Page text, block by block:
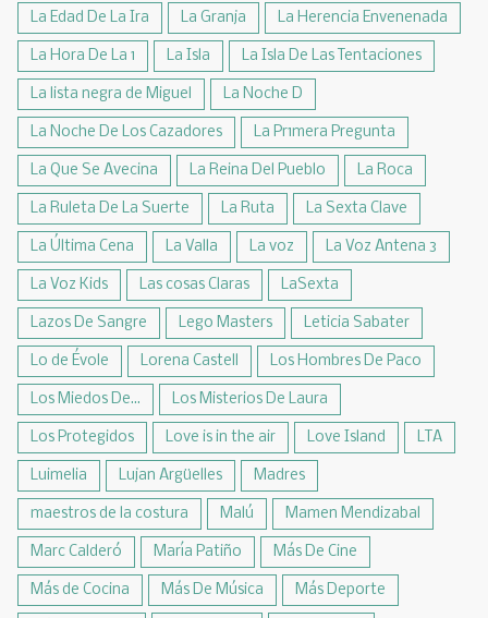
La Edad De La Ira La Granja La Herencia Envenenada
La Hora De La 1 La Isla La Isla De Las Tentaciones
La lista negra de Miguel La Noche D
La Noche De Los Cazadores La Pr1mera Pregunta
La Que Se Avecina La Reina Del Pueblo La Roca
La Ruleta De La Suerte La Ruta La Sexta Clave
La Última Cena La Valla La voz La Voz Antena 3
La Voz Kids Las cosas Claras LaSexta
Lazos De Sangre Lego Masters Leticia Sabater
Lo de Évole Lorena Castell Los Hombres De Paco
Los Miedos De... Los Misterios De Laura
Los Protegidos Love is in the air Love Island LTA
Luimelia Lujan Argüelles Madres
maestros de la costura Malú Mamen Mendizabal
Marc Calderó María Patiño Más De Cine
Más de Cocina Más De Música Más Deporte